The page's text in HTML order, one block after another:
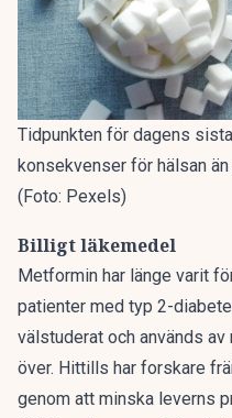
Tidpunkten för dagens
konsekvenser för hälsan än
(Foto: Pexels)
Billigt läkemedel
Metformin har länge varit
patienter med typ 2-
välstuderat och används
över. Hittills har forskare
genom att minska leverns